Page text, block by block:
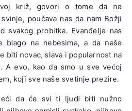
križ, govori o tome da ne
poučava nas da nam Božji
svakog probitka. Evanđelje nas
blago na nebesima, a da naše
biti novac, slava i popularnost na
A evo, kao da smo u sve većoj
koji sve naše svetinje prezire.
da će svi ti ljudi biti nužno